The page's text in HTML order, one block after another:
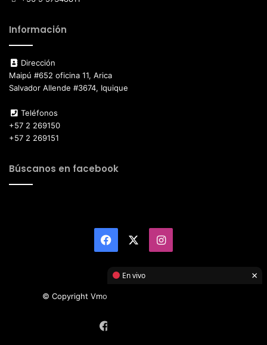
Información
Dirección
Maipú #652 oficina 11, Arica
Salvador Allende #3674, Iquique
Teléfonos
+57 2 269150
+57 2 269151
Búscanos en facebook
Facebook Instagram
© Copyright Vmotor TI 2026, All Rights Reserved
En vivo ×